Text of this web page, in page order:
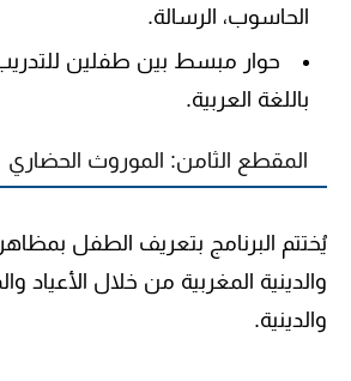
الحاسوب، الرسالة.
حوار مبسط بين طفلين
باللغة العربية.
المقطع الثامن: الموروث الحضاري
يُختتم البرنامج بتعريف الطفل بمظاهر
والدينية المغربية من خلال الأعياد
والدينية.